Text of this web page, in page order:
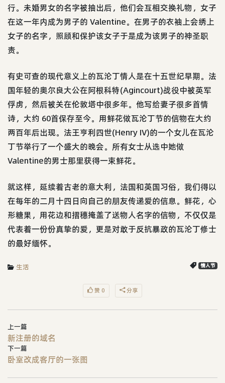
行。未婚男女的名字被抽出后，他们会互相交换礼物，女子
在这一年内成为男子的 Valentine。在男子的衣袖上会绣上
女子的名字，照顾和保护该女子于是成为该男子的神圣职
责。
有史可查的现代意义上的瓦沦丁情人是在十五世纪早期。法
国年轻的奥尔良大公在阿根科特(Agincourt)战役中被英军
俘虏，然后被关在伦敦塔中很多年。他写给妻子很多首情
诗，大约 60首保存至今。用鲜花做瓦沦丁节的信物在大约
两百年后出现。法王亨利四世(Henry IV)的一个女儿在瓦沦
丁节举行了一个盛大的晚会。所有女士从选中她做
Valentine的男士那里获得一束鲜花。
就这样，延续着古老的意大利，法国和英国习俗，我们得以
在每年的二月十四日向自己的朋友传递爱的信息。鲜花，心
形糖果，用花边和摺穗掩盖了送物人名字的信物，不仅仅是
代表着一份份真挚的爱，更是对敢于反抗暴政的瓦沦丁修士
的最好缅怀。
生活 情人节
赞 0 分享
上一篇
新注册的域名
下一篇
卧室改成客厅的一张图